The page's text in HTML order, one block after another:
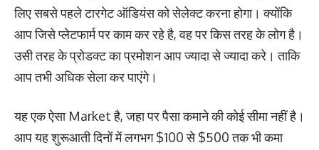
लिए सबसे पहले टारगेट ऑडियंस को सेलेक्ट करना होगा। क्योंकि
आप जिसे प्लेटफार्म पर काम कर रहे है, वह पर किस तरह के लोग है।
उसी तरह के प्रोडक्ट का प्रमोशन आप ज्यादा से ज्यादा करे। ताकि
आप तभी अधिक सेला कर पाएंगे।
यह एक ऐसा Market है, जहा पर पैसा कमाने की कोई सीमा नहीं है।
आप यह शुरूआती दिनों में लगभग $100 से $500 तक भी कमा